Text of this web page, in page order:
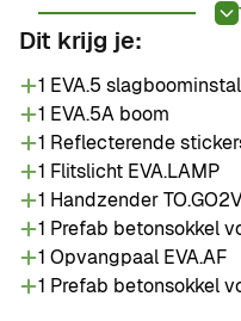
onmiddellijk om. Bij
geleverd met
reflecterende kap. De
intensief gebruik en
campings,
Dit krijg je:
1 EVA.5
1 EVA.5A boom
1 Reflecterende
1 Flitslicht EVA.LAMP
1 Handzender
1 Prefab betonsokkel
1 Opvangpaal EVA.AF
1 Prefab betonsokkel